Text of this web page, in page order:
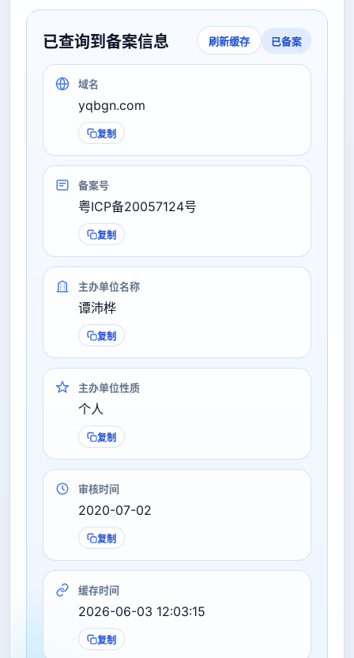
已查询到备案信息 刷新缓存 已备案
域名
yqbgn.com
复制
备案号
粤ICP备20057124号
复制
主办单位名称
谭沛桦
复制
主办单位性质
个人
复制
审核时间
2020-07-02
复制
缓存时间
2026-06-03 12:03:15
复制